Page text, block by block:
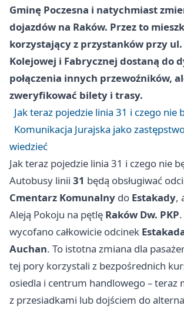
Gminę Poczesna i natychmiast
dojazdów na Raków. Przez to
korzystający z przystanków przy ul.
Kolejowej i Fabrycznej dostaną do
połączenia innych przewoźników,
zweryfikować bilety i trasy.
Jak teraz pojedzie linia 31 i czego nie
Komunikacja Jurajska jako
wiedzieć
Jak teraz pojedzie linia 31 i czego nie
Autobusy linii 31 będą obsługiwać
Cmentarz Komunalny do Estakady,
Aleją Pokoju na pętlę Raków Dw. PKP
wycofano całkowicie odcinek
Auchan. To istotna zmiana dla
tej pory korzystali z bezpośrednich
osiedla i centrum handlowego – teraz
z przesiadkami lub dojściem do